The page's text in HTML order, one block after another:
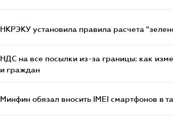
НКРЭКУ установила правила расчета
НДС на все посылки из-за границы: как
и граждан
Минфин обязал вносить IMEI смартфонов в